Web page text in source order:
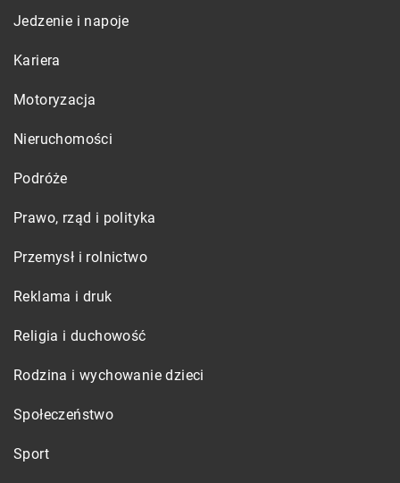
Jedzenie i napoje
Kariera
Motoryzacja
Nieruchomości
Podróże
Prawo, rząd i polityka
Przemysł i rolnictwo
Reklama i druk
Religia i duchowość
Rodzina i wychowanie dzieci
Społeczeństwo
Sport